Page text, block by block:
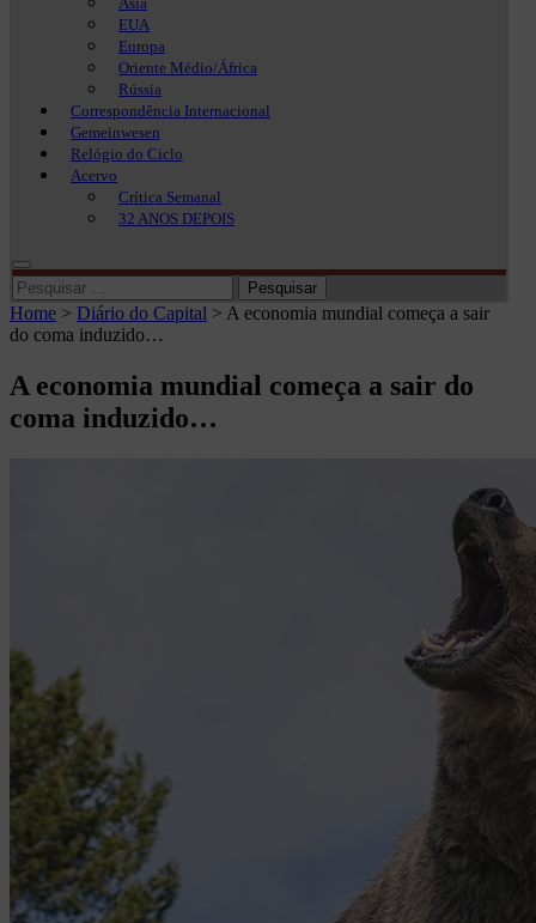
EUA
Europa
Oriente Médio/África
Rússia
Correspondência Internacional
Gemeinwesen
Relógio do Ciclo
Acervo
Crítica Semanal
32 ANOS DEPOIS
Pesquisar
por:
Home > Diário do Capital > A economia mundial começa a sair
do coma induzido…
A economia mundial começa a sair do
coma induzido…